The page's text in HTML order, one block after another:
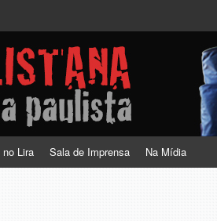
Lira Sala de Imprensa Na Mídia